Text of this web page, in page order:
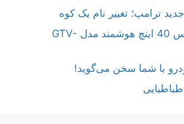
ترامپ؛ تغییر نام یک کوه
تلویزیون جی پلاس 40 اینچ هوشمند مدل GTV-
با شما سخن می‌گوید!